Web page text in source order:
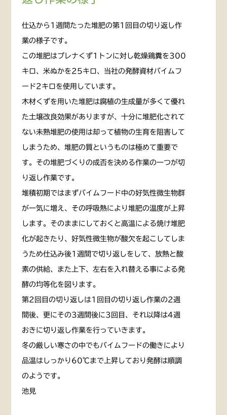
仕込から1週間たった堆肥の第1回目の切り返し作
業の様子です。
この堆肥はプレナくず1トンに対し乾燥鶏糞を300
キロ、米ぬかを25キロ、当社の発酵資材バイムフ
ード2キロを使用しています。
木材くずを用いた堆肥は腐植の生成量が多くて優れ
た土壌改良効果がありますが、十分に堆肥化されて
ない未熟堆肥の使用は却って植物の生育を阻害して
しまうため、堆肥の質というものは極めて重要で
す。その堆肥づくりの成否を決める作業の一つが切
り返し作業です。
堆積初期ではまずバイムフード中の好気性微生物群
が一気に増え、その呼吸熱により堆肥の温度が上昇
します。そのままにしておくと高温による焼け堆肥
化が起きたり、好気性微生物が酸欠を起こしてしま
うため仕込み後1週間で切り返しをして、放熱と酸
素の供給、また上下、左右を入れ替える事による発
酵の均等化を図ります。
第2回目の切り返しは1回目の切り返し作業の2週
間後、更にその3週間後に3回目、それ以降は4週
おきに切り返し作業を行っていきます。
冬の厳しい寒さの中でもバイムフードの働きにより
品温はしっかり60℃まで上昇しており発酵は順調
のようです。
池見